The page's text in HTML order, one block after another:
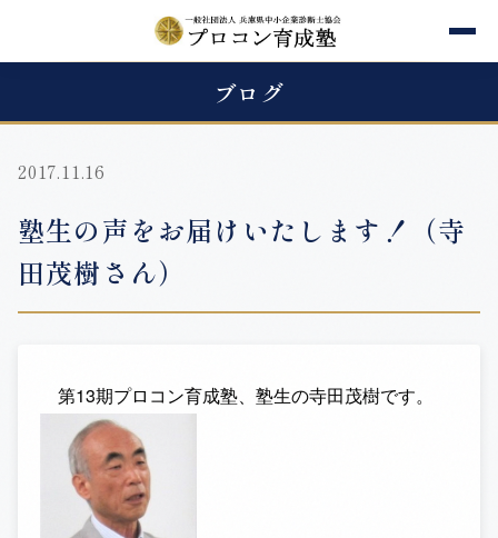
ブログ
2017.11.16
塾生の声をお届けいたします！（寺
田茂樹さん）
第13期プロコン育成塾、塾生の寺田茂樹です。